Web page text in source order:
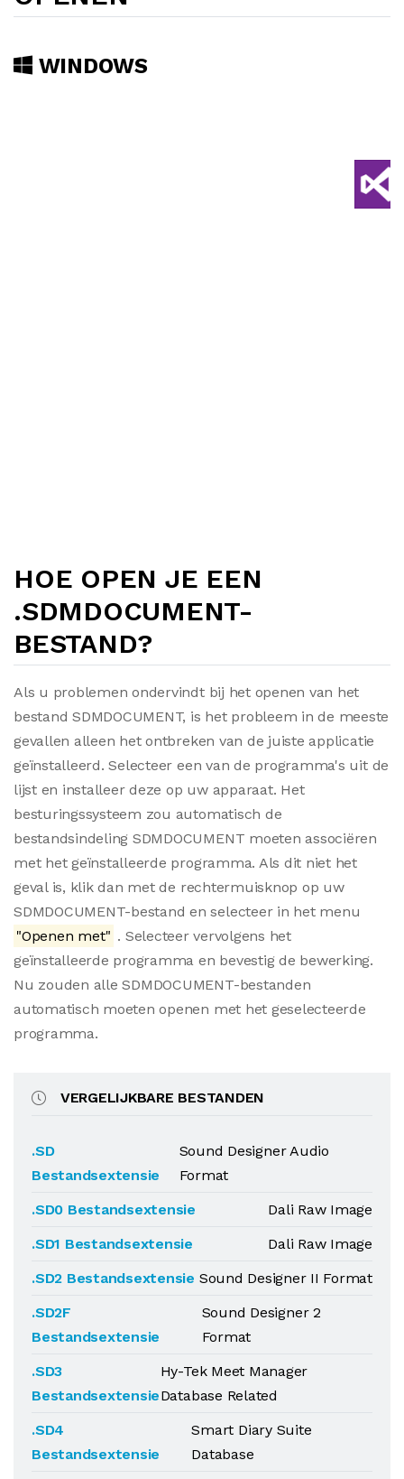
WINDOWS
HOE OPEN JE EEN
.SDMDOCUMENT-
BESTAND?
Als u problemen ondervindt bij het openen van het
bestand SDMDOCUMENT, is het probleem in de meeste
gevallen alleen het ontbreken van de juiste applicatie
geïnstalleerd. Selecteer een van de programma's uit de
lijst en installeer deze op uw apparaat. Het
besturingssysteem zou automatisch de
bestandsindeling SDMDOCUMENT moeten associëren
met het geïnstalleerde programma. Als dit niet het
geval is, klik dan met de rechtermuisknop op uw
SDMDOCUMENT-bestand en selecteer in het menu
"Openen met" . Selecteer vervolgens het
geïnstalleerde programma en bevestig de bewerking.
Nu zouden alle SDMDOCUMENT-bestanden
automatisch moeten openen met het geselecteerde
programma.
VERGELIJKBARE BESTANDEN
.SD
Bestandsextensie
Sound Designer Audio
Format
.SD0 Bestandsextensie
Dali Raw Image
.SD1 Bestandsextensie
Dali Raw Image
.SD2 Bestandsextensie Sound Designer II Format
.SD2F
Bestandsextensie
Sound Designer 2
Format
.SD3
Bestandsextensie
Hy-Tek Meet Manager
Database Related
.SD4
Bestandsextensie
Smart Diary Suite
Database